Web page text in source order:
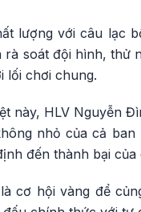
lượng với câu lạc
soát đội hình, thử
lối chơi chung.
này, HLV Nguyễn
nhỏ của cả
đến thành bại của
cơ hội vàng để